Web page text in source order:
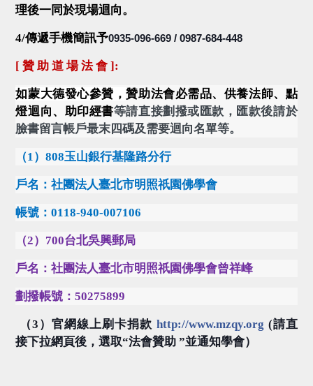
理後一同於現場迴向。
4/傳遞手機簡訊予0935-096-669 / 0987-684-448
[ 贊 助 道 場 法 會 ]:
如蒙大德發心參贊，贊助法會必需品、供養法師、點
燈迴向、助印經書等請直接劃撥或匯款，匯款後請於
臉書留言帳戶最末四碼及需要迴向名單等。
（1 ）808玉山銀行基隆路分行
戶名：社團法人臺北市明照祇園佛學會
帳號：0118-940-007106
（2） 700台北吳興郵局
戶名：社團法人臺北市明照祇園佛學會曾祥峰
劃撥帳號：50275899
（3 ）官網線上刷卡捐款 http://www.mzqy.org (請直
接下拉網頁後，選取“法會贊助 ”並通知學會）